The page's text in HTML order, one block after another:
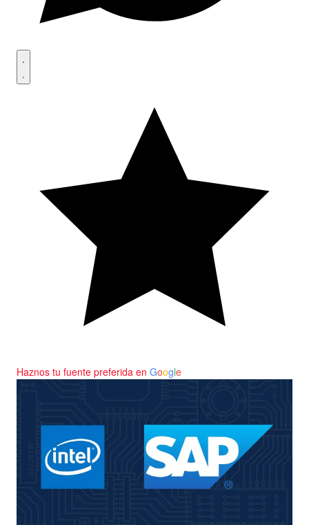
Haznos tu fuente preferida en Google